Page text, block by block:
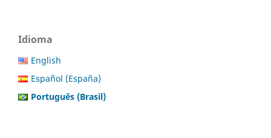
Idioma
English
Español (España)
Português (Brasil)